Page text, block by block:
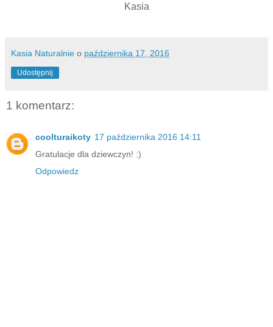
Kasia
Kasia Naturalnie o października 17, 2016
Udostępnij
1 komentarz:
coolturaikoty 17 października 2016 14:11
Gratulacje dla dziewczyn! :)
Odpowiedz